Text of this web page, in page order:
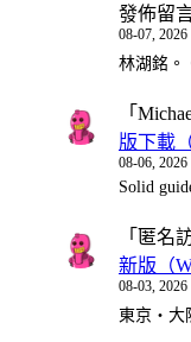
發佈留
08-07, 2026
林湖銘。
「
版下載
08-06, 2026
Solid
「 匿名
新版（
08-03, 2026
東京・大